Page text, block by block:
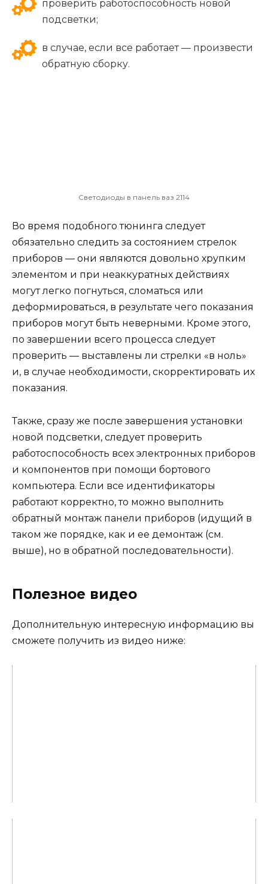
проверить работоспособность новой
подсветки;
в случае, если все работает — произвести
обратную сборку.
Светодиоды в панель ваз 2114
Во время подобного тюнинга следует
обязательно следить за состоянием стрелок
приборов — они являются довольно хрупким
элементом и при неаккуратных действиях
могут легко погнуться, сломаться или
деформироваться, в результате чего показания
приборов могут быть неверными. Кроме этого,
по завершении всего процесса следует
проверить — выставлены ли стрелки «в ноль»
и, в случае необходимости, скорректировать их
показания.
Также, сразу же после завершения установки
новой подсветки, следует проверить
работоспособность всех электронных приборов
и компонентов при помощи бортового
компьютера. Если все идентификаторы
работают корректно, то можно выполнить
обратный монтаж панели приборов (идущий в
таком же порядке, как и ее демонтаж (см.
выше), но в обратной последовательности).
Полезное видео
Дополнительную интересную информацию вы
сможете получить из видео ниже: